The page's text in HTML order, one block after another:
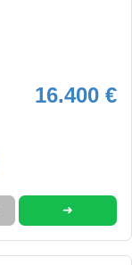
16.400 €
➜